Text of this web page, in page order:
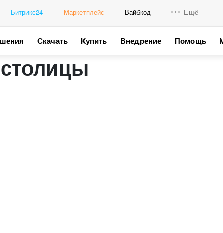
Битрикс24 Маркетплейс Вайбкод Ещё
Скачать Купить Внедрение Помощь